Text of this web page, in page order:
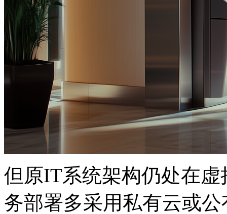
但原IT系统架构仍处在虚
务部署多采用私有云或公